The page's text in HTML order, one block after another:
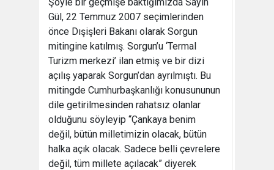
Gül, 22 Temmuz 2007 seçimlerinden
önce Dışişleri Bakanı olarak Sorgun
mitingine katılmış. Sorgun’u ‘Termal
Turizm merkezi’ ilan etmiş ve bir dizi
açılış yaparak Sorgun’dan ayrılmıştı. Bu
mitingde Cumhurbaşkanlığı konusununun
dile getirilmesinden rahatsız olanlar
olduğunu söyleyip “Çankaya benim
değil, bütün milletimizin olacak, bütün
halka açık olacak. Sadece belli çevrelere
değil, tüm millete açılacak” diyerek